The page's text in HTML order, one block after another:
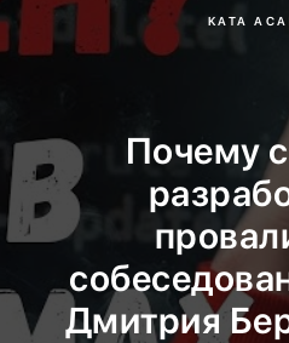
KATA
Почему
Дмитрия